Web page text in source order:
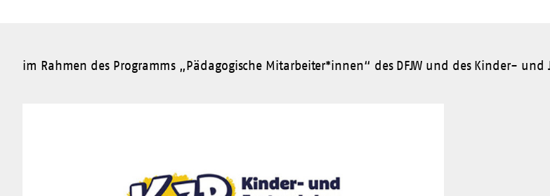
im Rahmen des Programms „Pädagogische Mitarbeiter*innen“ des DFJW und des Kinder- und